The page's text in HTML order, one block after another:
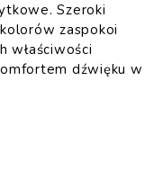
Szeroki
zaspokoi
właściwości
dźwięku w